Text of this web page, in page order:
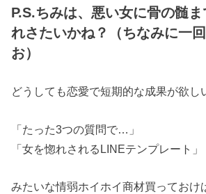
P.S.ちみは、悪い女に骨の髄ま
れさたいかね？（ちなみに一
お）
どうしても恋愛で短期的な成果が欲し
「たった3つの質問で…」
「女を惚れされるLINEテンプレート」
みたいな情弱ホイホイ商材買っておけ